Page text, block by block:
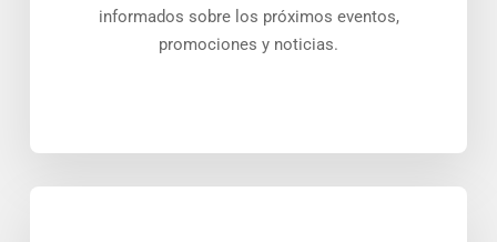
informados sobre los próximos eventos,
promociones y noticias.